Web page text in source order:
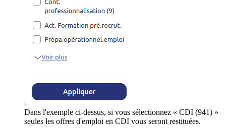
Dans l'exemple ci-dessus, si vous sélectionnez « CDI (941) »
seules les offres d'emploi en CDI vous seront restituées.